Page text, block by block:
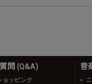
問 (Q&A)
ョッピング
音